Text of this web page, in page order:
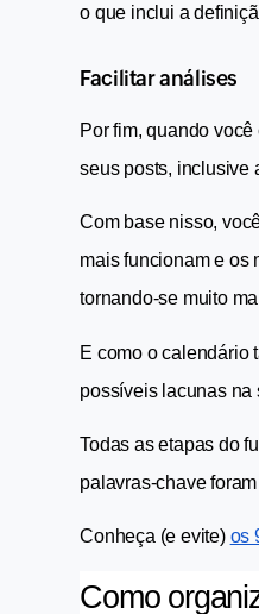
o que inclui a
Facilitar análises
Por fim, quando
seus posts, inclusive
Com base nisso,
mais funcionam e os
tornando-se muito
E como o calendário
possíveis lacunas
Todas as etapas do
palavras-chave
Conheça (e evite) os
Como